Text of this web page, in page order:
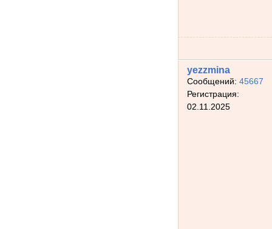
yezzmina
Сообщений:45667
Регистрация:
02.11.2025